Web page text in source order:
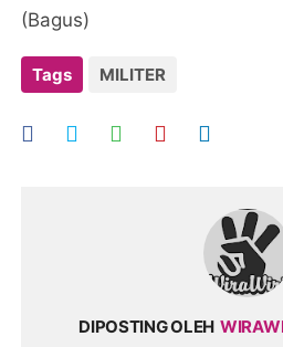
(Bagus)
Tags MILITER
DIPOSTING OLEH